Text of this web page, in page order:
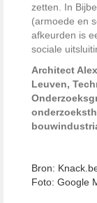
zetten. In
(armoede en
afkeurden is
sociale
Architect
Leuven,
Bron:
Foto: Google